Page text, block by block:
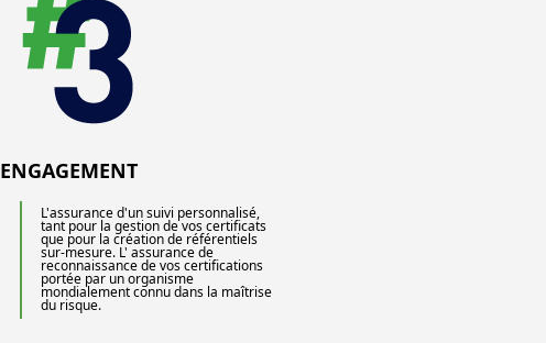
ENGAGEMENT
L'assurance d'un suivi personnalisé,
tant pour la gestion de vos certificats
que pour la création de référentiels
sur-mesure. L' assurance de
reconnaissance de vos certifications
portée par un organisme
mondialement connu dans la maîtrise
du risque.